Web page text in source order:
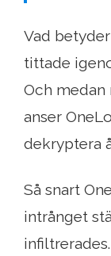
Vad
tittade
Och medan
anser
dekryptera
Så snart
intrånget